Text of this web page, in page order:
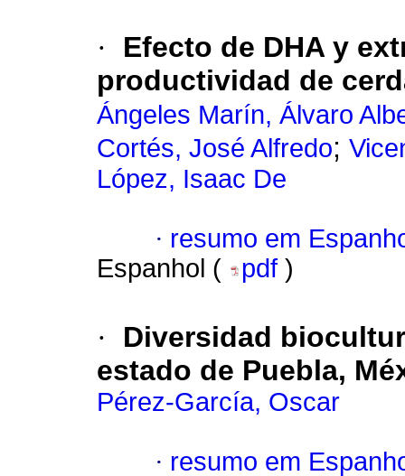
·
Efecto de DHA y
productividad de
Ángeles Marín, Álvaro
Cortés, José Alfredo;
López, Isaac De
· resumo em
Espanhol (
pdf )
·
Diversidad
estado de Puebla,
Pérez-García, Oscar
· resumo em